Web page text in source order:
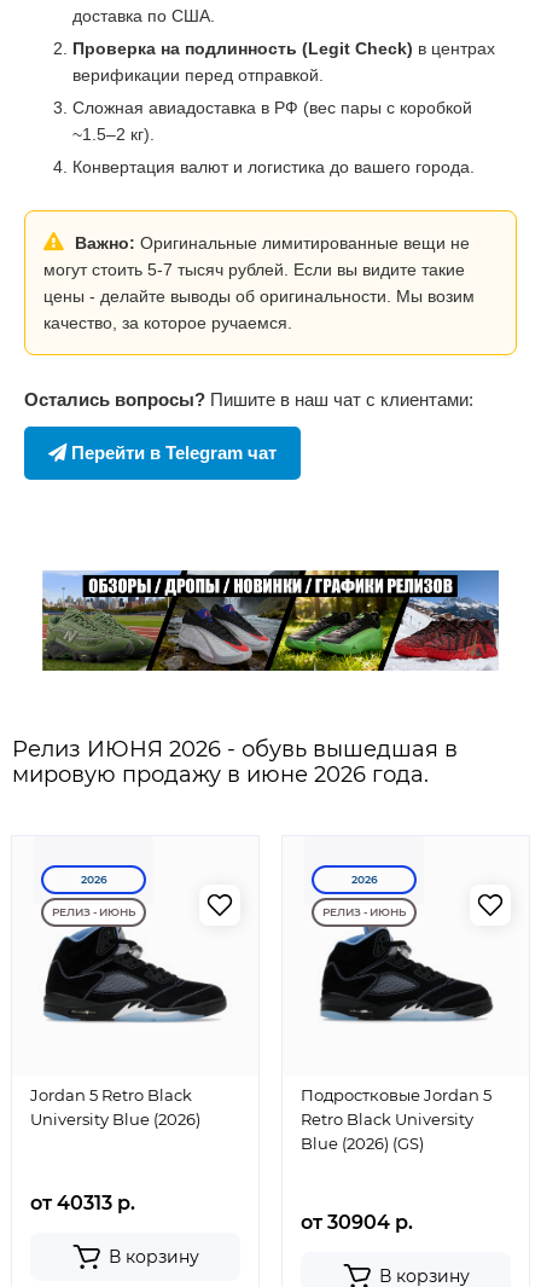
доставка по США.
Проверка на подлинность (Legit Check) в центрах
верификации перед отправкой.
Сложная авиадоставка в РФ (вес пары с коробкой
~1.5–2 кг).
Конвертация валют и логистика до вашего города.
Важно: Оригинальные лимитированные вещи не
могут стоить 5-7 тысяч рублей. Если вы видите такие
цены - делайте выводы об оригинальности. Мы возим
качество, за которое ручаемся.
Остались вопросы? Пишите в наш чат с клиентами:
Перейти в Telegram чат
Релиз ИЮНЯ 2026 - обувь вышедшая в
мировую продажу в июне 2026 года.
2026
РЕЛИЗ - ИЮНЬ
Jordan 5 Retro Black
University Blue (2026)
от 40313 р.
В корзину
2026
РЕЛИЗ - ИЮНЬ
Подростковые Jordan 5
Retro Black University
Blue (2026) (GS)
от 30904 р.
В корзину